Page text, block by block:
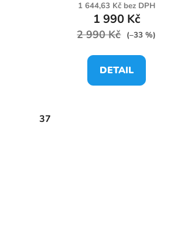
1 644,63 Kč bez DPH
1 990 Kč
2 990 Kč (–33 %)
DETAIL
37